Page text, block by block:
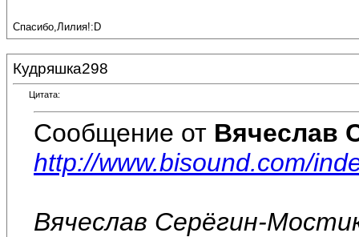
Спасибо,Лилия!:D
Кудряшка298
Цитата:
Сообщение от Вячеслав
http://www.bisound.com/
Вячеслав Серёгин-